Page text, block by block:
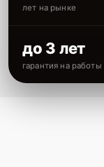
лет на рынке
до 3 лет
гарантия на работы